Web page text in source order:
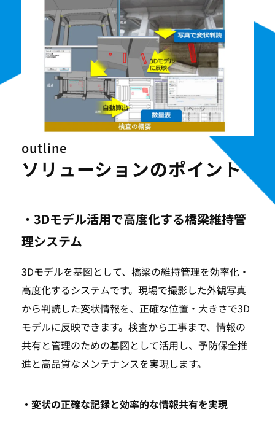
outline
ソリューションのポイント
・3Dモデル活用で高度化する橋梁維持管
理システム
3Dモデルを基図として、橋梁の維持管理を効率化・
高度化するシステムです。現場で撮影した外観写真
から判読した変状情報を、正確な位置・大きさで3D
モデルに反映できます。検査から工事まで、情報の
共有と管理のための基図として活用し、予防保全推
進と高品質なメンテナンスを実現します。
・変状の正確な記録と効率的な情報共有を実現